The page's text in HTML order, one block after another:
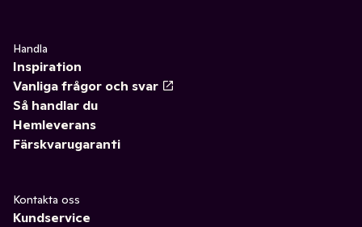
Handla
Inspiration
Vanliga frågor och svar
Så handlar du
Hemleverans
Färskvarugaranti
Kontakta oss
Kundservice